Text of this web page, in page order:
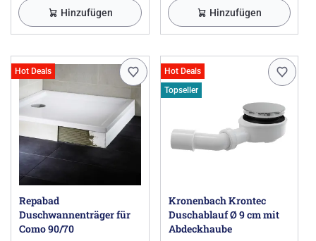
Hinzufügen Hinzufügen
Hot Deals
Repabad
Duschwannenträger für
Como 90/70
Hot Deals
Topseller
Kronenbach Krontec
Duschablauf Ø 9 cm mit
Abdeckhaube